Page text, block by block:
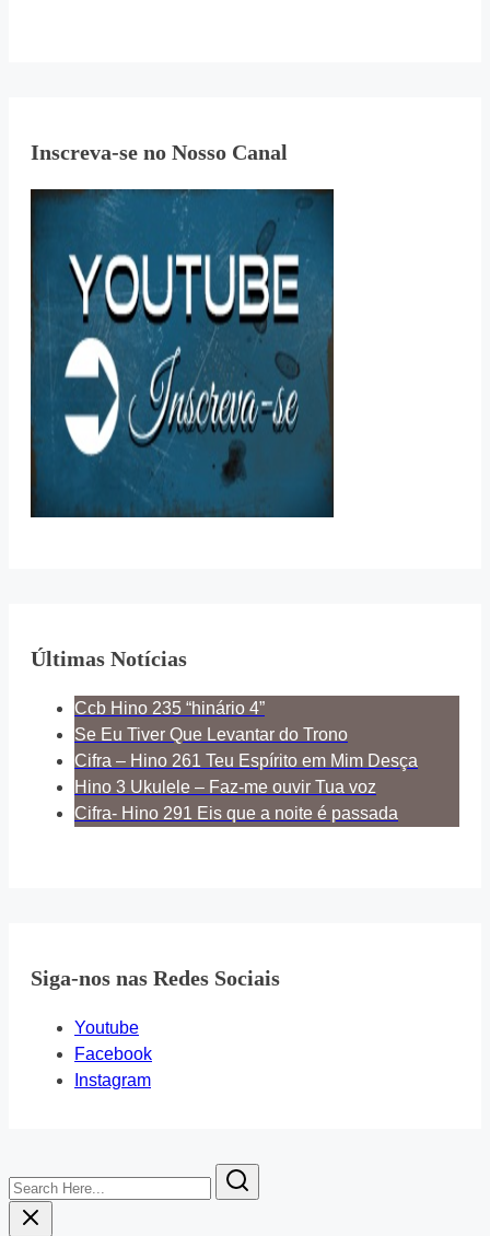
Inscreva-se no Nosso Canal
Últimas Notícias
Ccb Hino 235 “hinário 4”
Se Eu Tiver Que Levantar do Trono
Cifra – Hino 261 Teu Espírito em Mim Desça
Hino 3 Ukulele – Faz-me ouvir Tua voz
Cifra- Hino 291 Eis que a noite é passada
Siga-nos nas Redes Sociais
Youtube
Facebook
Instagram
Search
Here...